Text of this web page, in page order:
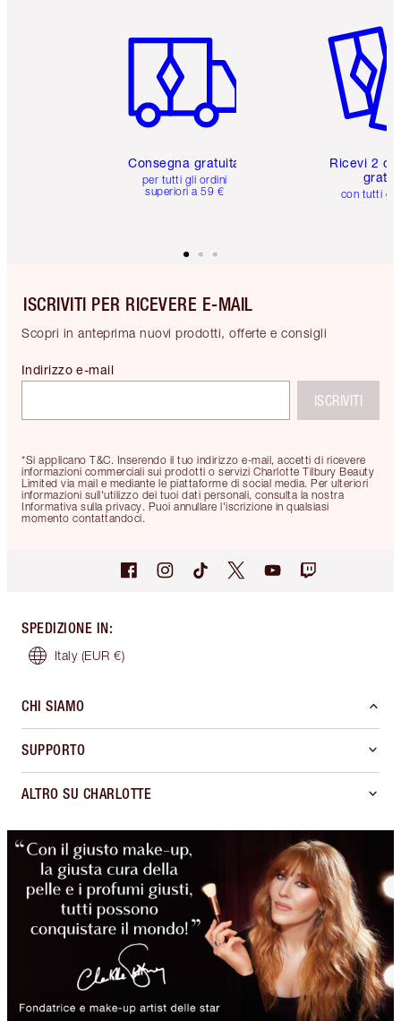
Consegna gratuita
per tutti gli ordini
superiori a 59 €
Ricevi 2
con tutti gli
ISCRIVITI PER RICEVERE E-MAIL
Scopri in anteprima nuovi prodotti, offerte e consigli
*Si applicano T&C. Inserendo il tuo indirizzo e-mail, accetti di ricevere
informazioni commerciali sui prodotti o servizi Charlotte Tilbury Beauty
Limited via mail e mediante le piattaforme di social media. Per ulteriori
informazioni sull'utilizzo dei tuoi dati personali, consulta la nostra
Informativa sulla privacy. Puoi annullare l'iscrizione in qualsiasi
momento contattandoci.
Indirizzo e-mail
ISCRIVITI
SPEDIZIONE IN:
Italy (EUR €)
CHI SIAMO
SUPPORTO
ALTRO SU CHARLOTTE